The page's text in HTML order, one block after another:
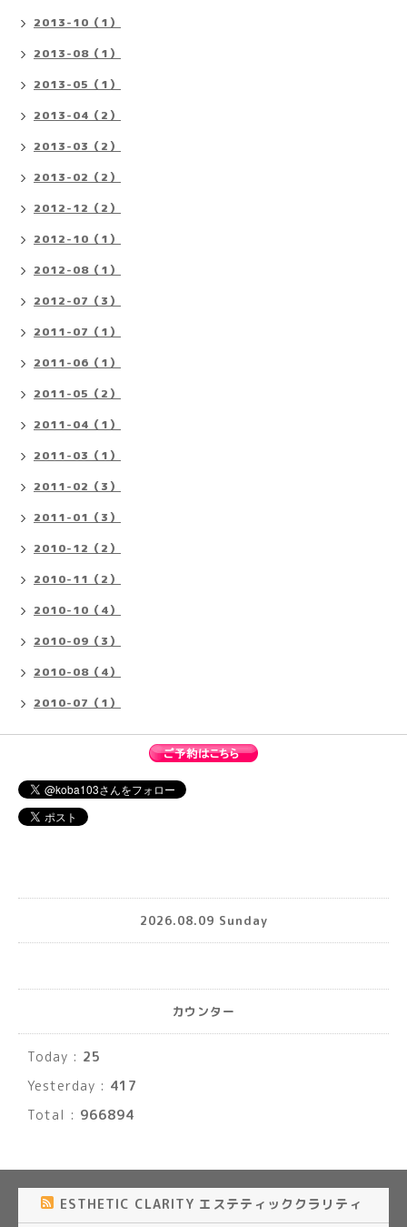
2013-10（1）
2013-08（1）
2013-05（1）
2013-04（2）
2013-03（2）
2013-02（2）
2012-12（2）
2012-10（1）
2012-08（1）
2012-07（3）
2011-07（1）
2011-06（1）
2011-05（2）
2011-04（1）
2011-03（1）
2011-02（3）
2011-01（3）
2010-12（2）
2010-11（2）
2010-10（4）
2010-09（3）
2010-08（4）
2010-07（1）
2026.08.09 Sunday
カウンター
Today : 25
Yesterday : 417
Total : 966894
ESTHETIC CLARITY エステティッククラリティ